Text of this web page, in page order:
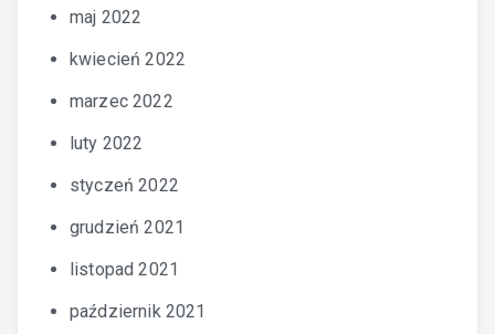
maj 2022
kwiecień 2022
marzec 2022
luty 2022
styczeń 2022
grudzień 2021
listopad 2021
październik 2021